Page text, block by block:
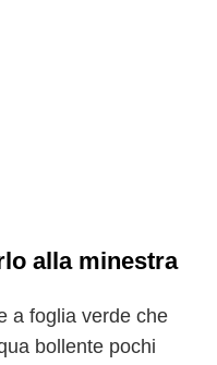
alla minestra
a foglia verde che
bollente pochi